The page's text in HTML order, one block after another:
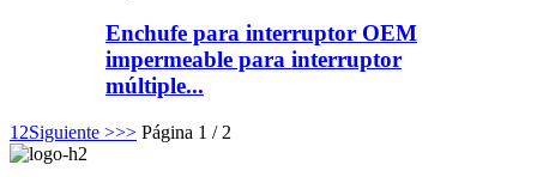
Enchufe para interruptor OEM
impermeable para interruptor
múltiple...
1 2Siguiente >>> Página 1 / 2